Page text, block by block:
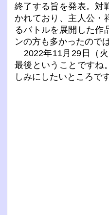
終了する旨を発表。対
かれており、主人公・
るバトルを展開した作
ンの方も多かったので
2022年11月29日（
最後ということですね
しみにしたいところで